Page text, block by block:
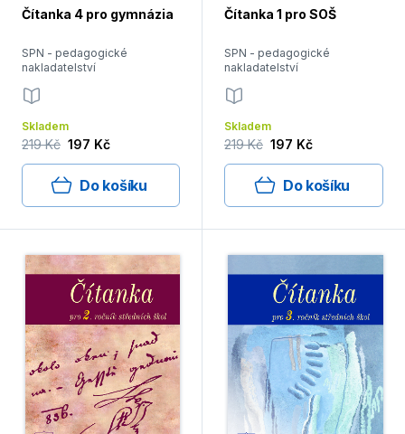
Čítanka 4 pro gymnázia
SPN - pedagogické
nakladatelství
Skladem
219 Kč 197 Kč
Do košíku
Čítanka 1 pro SOŠ
SPN - pedagogické
nakladatelství
Skladem
219 Kč 197 Kč
Do košíku